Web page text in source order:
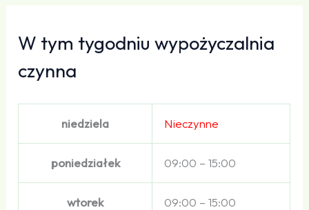
W tym tygodniu wypożyczalnia
czynna
niedziela Nieczynne
poniedziałek 09:00 – 15:00
wtorek 09:00 – 15:00